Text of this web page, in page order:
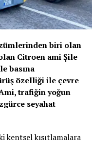
ve
stop
bir hava
olarak ferahlık hissi
nesilde 69
elektrik
408 beygir
dört tekerlekten
hızlanmasını 4.9
ise 180 km/s olarak
biri olan
Citroen ami Şile
basına
özelliği ile çevre
trafiğin yoğun
seyahat
kentsel kısıtlamalara